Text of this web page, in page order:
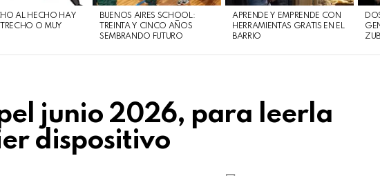
AL HECHO HAY
O MUY
BUENOS AIRES SCHOOL:
TREINTA Y CINCO AÑOS
SEMBRANDO FUTURO
APRENDE Y EMPRENDE CON
HERRAMIENTAS GRATIS EN EL
BARRIO
junio 2026, para leerla
dispositivo